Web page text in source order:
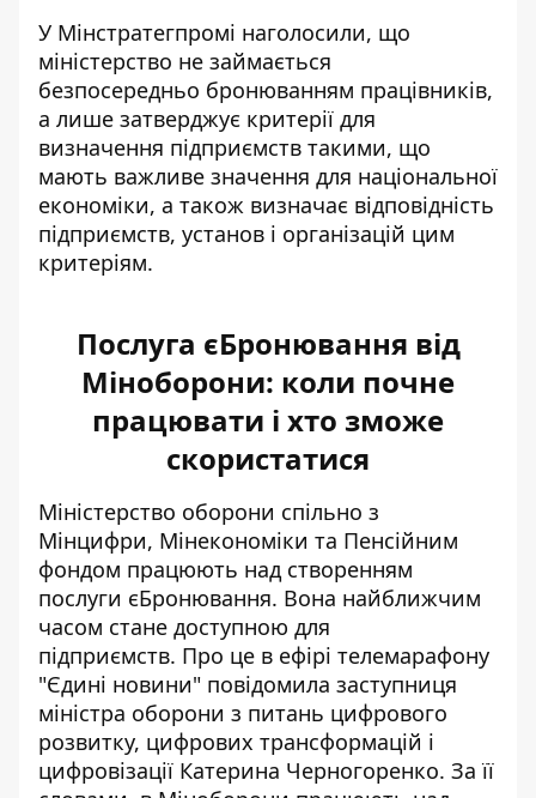
У Мінстратегпромі наголосили, що
міністерство не займається
безпосередньо бронюванням працівників,
а лише затверджує критерії для
визначення підприємств такими, що
мають важливе значення для національної
економіки, а також визначає відповідність
підприємств, установ і організацій цим
критеріям.
Послуга єБронювання від
Міноборони: коли почне
працювати і хто зможе
скористатися
Міністерство оборони спільно з
Мінцифри, Мінекономіки та Пенсійним
фондом працюють над створенням
послуги єБронювання. Вона найближчим
часом стане доступною для
підприємств. Про це в ефірі телемарафону
"Єдині новини" повідомила заступниця
міністра оборони з питань цифрового
розвитку, цифрових трансформацій і
цифровізації Катерина Черногоренко. За її